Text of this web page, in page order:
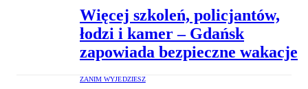
Więcej szkoleń, policjantów,
łodzi i kamer – Gdańsk
zapowiada bezpieczne wakacje
ZANIM WYJEDZIESZ